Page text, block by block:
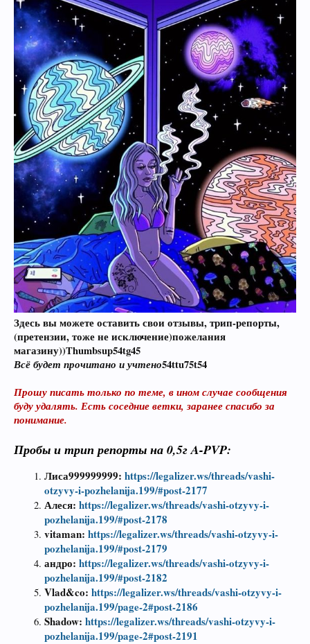
Здесь вы можете оставить свои отзывы, трип-репорты,
(претензии, тоже не исключение)пожелания
магазину))Thumbsup54tg45
Всё будет прочитано и учтено54ttu75t54
Прошу писать только по теме, в ином случае сообщения
буду удалять. Есть соседние ветки, заранее спасибо за
понимание.
Пробы и трип репорты на 0,5г A-PVP:
Лиса999999999: https://legalizer.ws/threads/vashi-
otzyvy-i-pozhelanija.199/#post-2177
Алеся: https://legalizer.ws/threads/vashi-otzyvy-i-
pozhelanija.199/#post-2178
vitaman: https://legalizer.ws/threads/vashi-otzyvy-i-
pozhelanija.199/#post-2179
андро: https://legalizer.ws/threads/vashi-otzyvy-i-
pozhelanija.199/#post-2182
Vlad&co: https://legalizer.ws/threads/vashi-otzyvy-i-
pozhelanija.199/page-2#post-2186
Shadow: https://legalizer.ws/threads/vashi-otzyvy-i-
pozhelanija.199/page-2#post-2191